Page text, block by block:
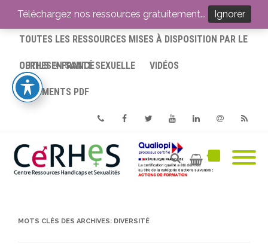
ACCUEIL
TOUTES LES RESSOURCES MISES À DISPOSITION PAR LE
CERHES® FRANCE
OUTILS EN SANTÉ SEXUELLE VIDÉOS
DOCUMENTS PDF
PhoneFacebookTwitterYoutube
MOTS CLÉS DES ARCHIVES: DIVERSITÉ
Téléchargez nos ressources gratuitement... Ignorer